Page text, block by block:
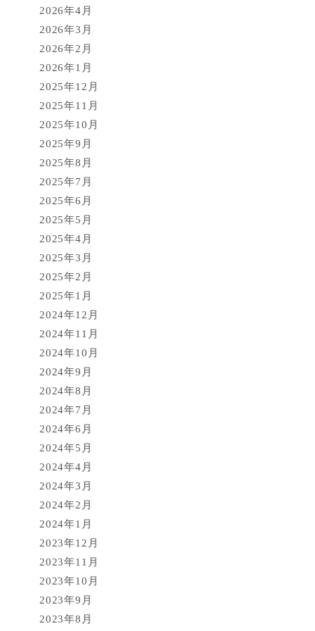
2026年4月
2026年3月
2026年2月
2026年1月
2025年12月
2025年11月
2025年10月
2025年9月
2025年8月
2025年7月
2025年6月
2025年5月
2025年4月
2025年3月
2025年2月
2025年1月
2024年12月
2024年11月
2024年10月
2024年9月
2024年8月
2024年7月
2024年6月
2024年5月
2024年4月
2024年3月
2024年2月
2024年1月
2023年12月
2023年11月
2023年10月
2023年9月
2023年8月